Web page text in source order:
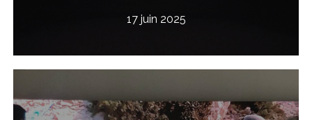
17 juin 2025